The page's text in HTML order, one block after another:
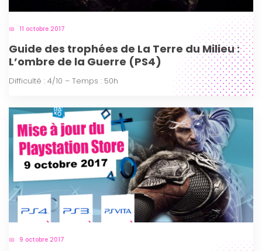
11 octobre 2017
Guide des trophées de La Terre du Milieu :
L’ombre de la Guerre (PS4)
Difficulté : 4/10 – Temps : 50h
9 octobre 2017